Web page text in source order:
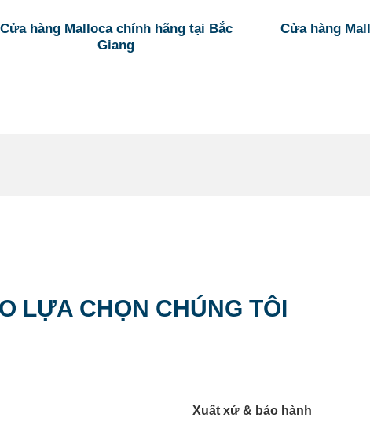
Cửa hàng Malloca chính hãng tại Bắc
Giang
Cửa hàng
LỰA CHỌN CHÚNG TÔI
Xuất xứ & bảo hành